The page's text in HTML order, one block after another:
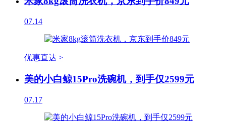
07.14
优惠直达 >
美的小白鲸15Pro洗碗机，到手仅2599元
07.17